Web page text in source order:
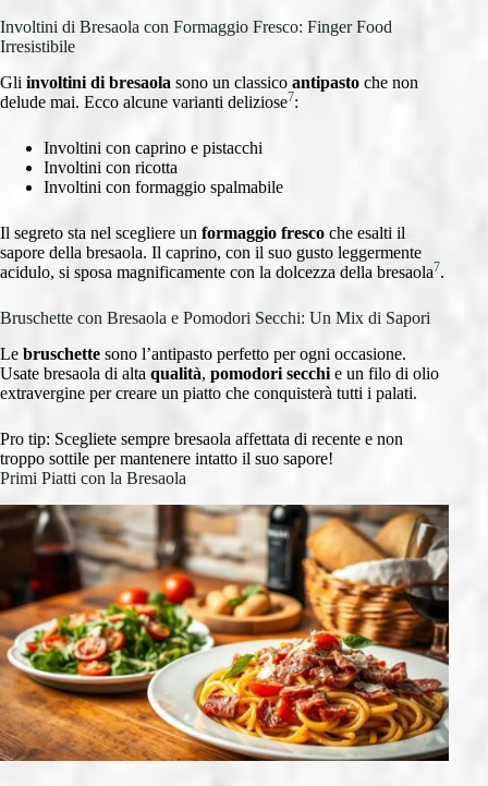
Involtini di Bresaola con Formaggio Fresco: Finger Food
Irresistibile
Gli involtini di bresaola sono un classico antipasto che non
delude mai. Ecco alcune varianti deliziose7:
Involtini con caprino e pistacchi
Involtini con ricotta
Involtini con formaggio spalmabile
Il segreto sta nel scegliere un formaggio fresco che esalti il
sapore della bresaola. Il caprino, con il suo gusto leggermente
acidulo, si sposa magnificamente con la dolcezza della bresaola7.
Bruschette con Bresaola e Pomodori Secchi: Un Mix di Sapori
Le bruschette sono l’antipasto perfetto per ogni occasione.
Usate bresaola di alta qualità, pomodori secchi e un filo di olio
extravergine per creare un piatto che conquisterà tutti i palati.
Pro tip: Scegliete sempre bresaola affettata di recente e non
troppo sottile per mantenere intatto il suo sapore!
Primi Piatti con la Bresaola